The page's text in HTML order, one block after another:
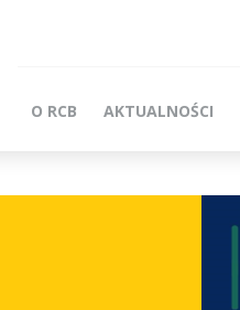
O RCB AKTUALNOŚCI